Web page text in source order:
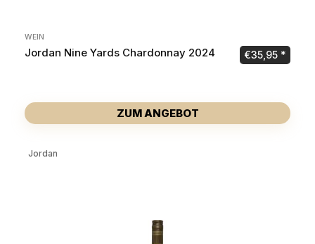
WEIN
Jordan Nine Yards Chardonnay 2024 €35,95
ZUM ANGEBOT
Jordan